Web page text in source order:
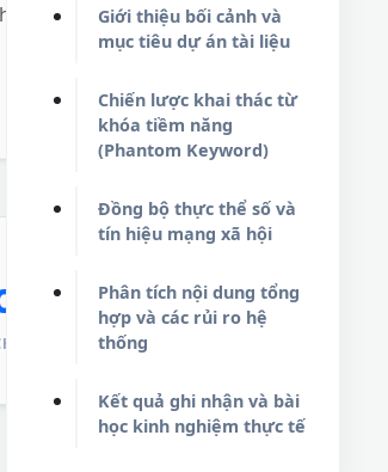
nghiệm
CHIẾN LƯỢC
Giới thiệu bối cảnh và
mục tiêu dự án tài liệu
Chiến lược khai thác từ
khóa tiềm năng
(Phantom Keyword)
Đồng bộ thực thể số và
tín hiệu mạng xã hội
Phân tích nội dung tổng
hợp và các rủi ro hệ
thống
Kết quả ghi nhận và bài
học kinh nghiệm thực tế